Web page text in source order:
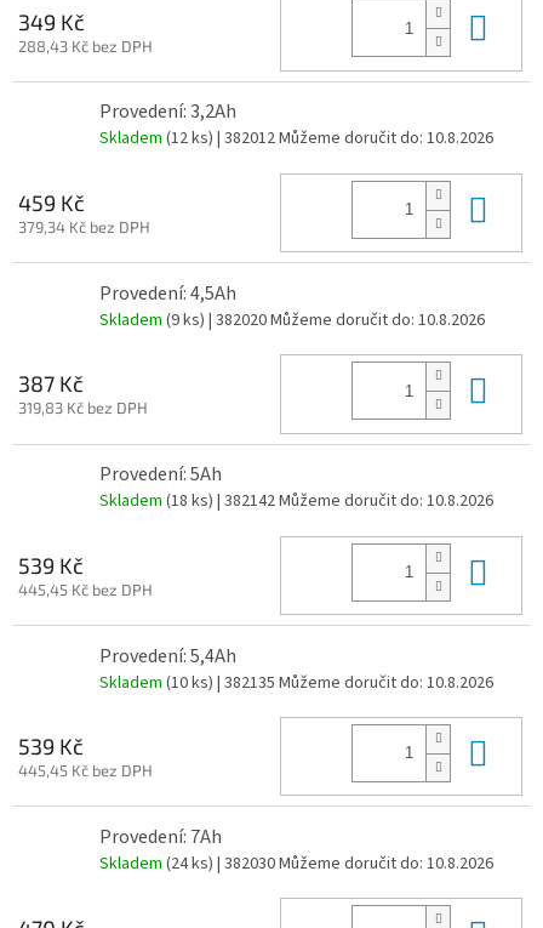
349 Kč
288,43 Kč bez DPH
Provedení: 3,2Ah
Skladem (12 ks) | 382012Můžeme doručit do: 10.8.2026
459 Kč
379,34 Kč bez DPH
Provedení: 4,5Ah
Skladem (9 ks) | 382020Můžeme doručit do: 10.8.2026
387 Kč
319,83 Kč bez DPH
Provedení: 5Ah
Skladem (18 ks) | 382142Můžeme doručit do: 10.8.2026
539 Kč
445,45 Kč bez DPH
Provedení: 5,4Ah
Skladem (10 ks) | 382135 Můžeme doručit do: 10.8.2026
539 Kč
445,45 Kč bez DPH
Provedení: 7Ah
Skladem (24 ks) | 382030Můžeme doručit do: 10.8.2026